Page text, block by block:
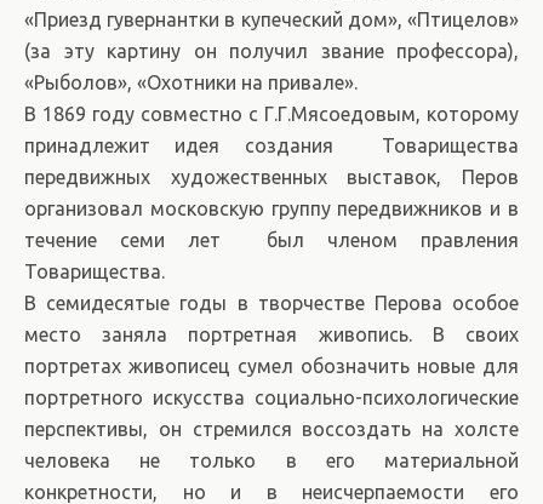
«Приезд гувернантки в купеческий дом», «Птицелов»
(за эту картину он получил звание профессора),
«Рыболов», «Охотники на привале».
В 1869 году совместно с Г.Г.Мясоедовым, которому
принадлежит идея создания Товарищества
передвижных художественных выставок, Перов
организовал московскую группу передвижников и в
течение семи лет был членом правления
Товарищества.
В семидесятые годы в творчестве Перова особое
место заняла портретная живопись. В своих
портретах живописец сумел обозначить новые для
портретного искусства социально-психологические
перспективы, он стремился воссоздать на холсте
человека не только в его материальной
конкретности, но и в неисчерпаемости его